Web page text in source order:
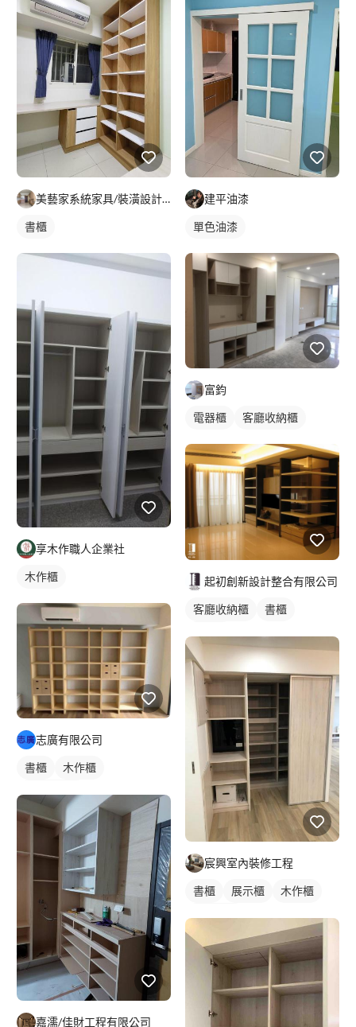
美藝家系統家具/裝潢設計/統包服務
書櫃
享木作職人企業社
木作櫃
志廣有限公司
書櫃
木作櫃
嘉濡/佳財工程有限公司
建平油漆
單色油漆
富鈞
電器櫃 客廳收納櫃
起初創新設計整合有限公司
客廳收納櫃
書櫃
宸興室內裝修工程
書櫃 展示櫃
木作櫃
其他鐵件